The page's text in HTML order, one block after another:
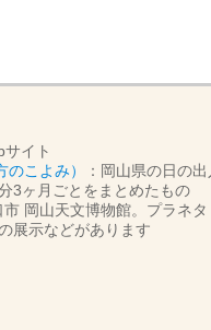
サイト
こよみ）
：岡山県の日の
3ヶ月ごとをまとめたもの
市 岡山天文博物館。プラネタ
展示などがあります